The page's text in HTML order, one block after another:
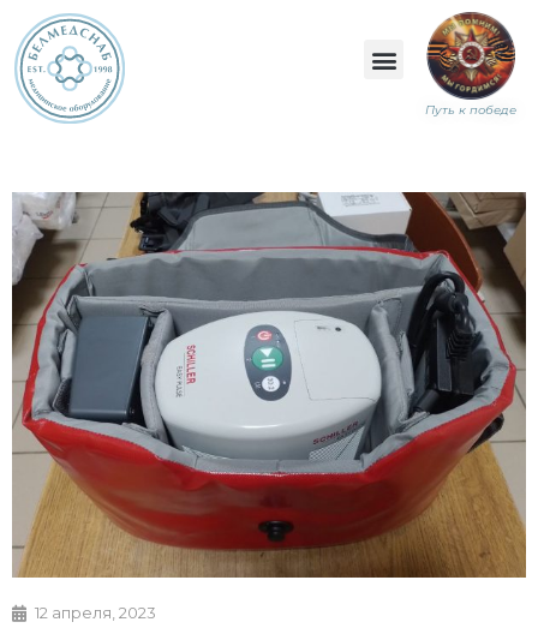
Путь к победе
12 апреля, 2023